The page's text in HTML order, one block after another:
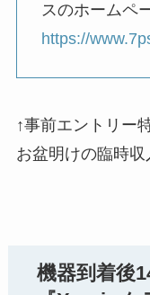
スのホームペ
https://
↑事前エントリー
お盆明けの臨時収
機器到着後